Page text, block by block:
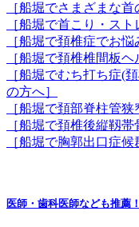
［船堀でさまざまな
［船堀で首こり・ス
［船堀で頚椎症でお悩
［船堀で頚椎椎間板
［船堀でむち打ち症(
の方へ］
［船堀で頚部脊柱管
［船堀で頚椎後縦靱
［船堀で胸郭出口症候
医師・歯科医師なども推薦！